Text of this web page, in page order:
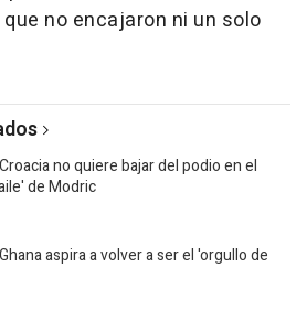
no encajaron ni un solo
no quiere bajar del podio en el
de Modric
aspira a volver a ser el 'orgullo de